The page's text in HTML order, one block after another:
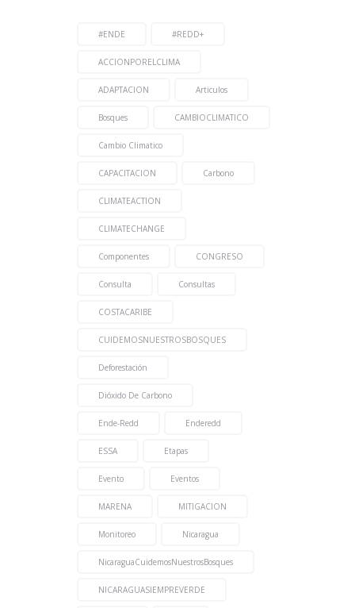
#ENDE #REDD+
ACCIONPORELCLIMA
ADAPTACION Articulos
Bosques CAMBIOCLIMATICO
Cambio Climatico
CAPACITACION Carbono
CLIMATEACTION
CLIMATECHANGE
Componentes CONGRESO
Consulta Consultas
COSTACARIBE
CUIDEMOSNUESTROSBOSQUES
Deforestación
Dióxido De Carbono
Ende-Redd Enderedd
ESSA Etapas
Evento Eventos
MARENA MITIGACION
Monitoreo Nicaragua
NicaraguaCuidemosNuestrosBosques
NICARAGUASIEMPREVERDE